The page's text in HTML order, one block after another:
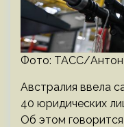
Фото: ТАСС/
Австралия ввела
40 юридических
Об этом